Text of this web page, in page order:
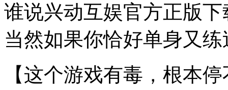
谁说兴动互娱官方正版
当然如果你恰好单身又
【这个游戏有毒，根本